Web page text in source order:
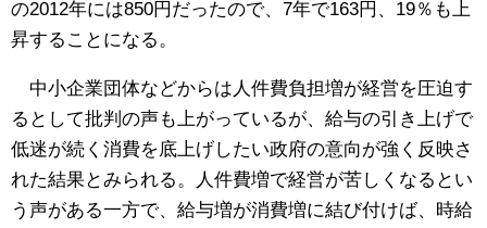
の2012年には850円だったので、7年で163円、19％も上
昇することになる。
中小企業団体などからは人件費負担増が経営を圧迫す
るとして批判の声も上がっているが、給与の引き上げで
低迷が続く消費を底上げしたい政府の意向が強く反映さ
れた結果とみられる。人件費増で経営が苦しくなるとい
う声がある一方で、給与増が消費増に結び付けば、時給